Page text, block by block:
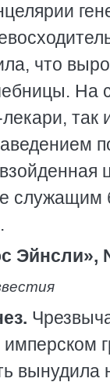
что
На
так
служащим
Эйнсли»,